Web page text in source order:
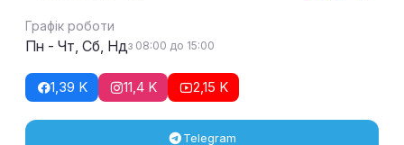
Графік роботи
Пн - Чт, Сб, Ндз 08:00 до 15:00
1,39 K 11,4 K 2,15 K
Telegram